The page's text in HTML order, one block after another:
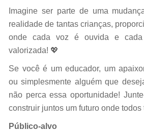
Imagine ser parte de uma
realidade de tantas crianças,
onde cada voz é ouvida e
valorizada! 💖
Se você é um educador, um
ou simplesmente alguém que
não perca essa oportunidade!
construir juntos um futuro onde
Público-alvo